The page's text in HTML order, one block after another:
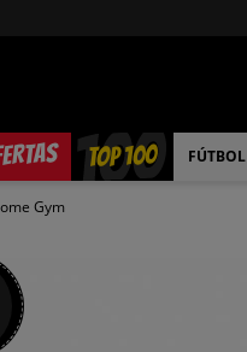
TOP 100 FÚTBOL
Gym